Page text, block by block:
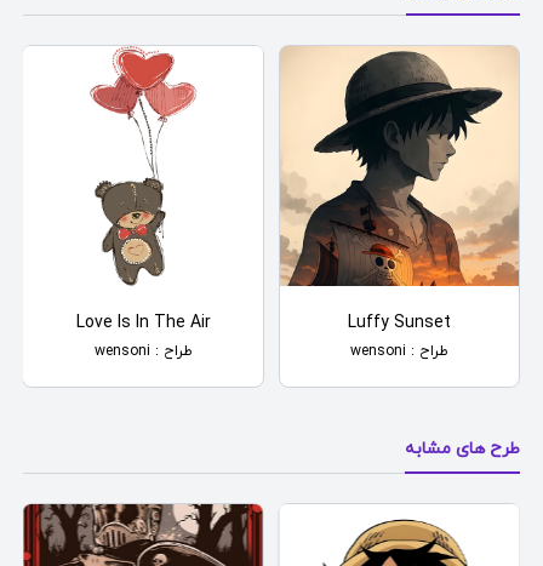
Luffy Sunset
طراح : wensoni
Love Is In The Air
طراح : wensoni
طرح های مشابه